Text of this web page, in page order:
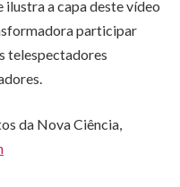
ilustra a capa deste vídeo
participar
telespectadores
da Nova Ciência,